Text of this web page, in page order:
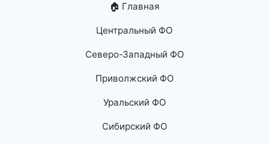
🏠 Главная
Центральный ФО
Северо-Западный ФО
Приволжский ФО
Уральский ФО
Сибирский ФО